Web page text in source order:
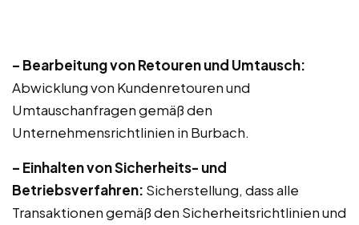
– Bearbeitung von Retouren und Umtausch:
Abwicklung von Kundenretouren und
Umtauschanfragen gemäß den
Unternehmensrichtlinien in Burbach.
– Einhalten von Sicherheits- und
Betriebsverfahren: Sicherstellung, dass alle
Transaktionen gemäß den Sicherheitsrichtlinien und